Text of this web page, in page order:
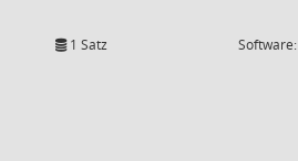
1 Satz Software: